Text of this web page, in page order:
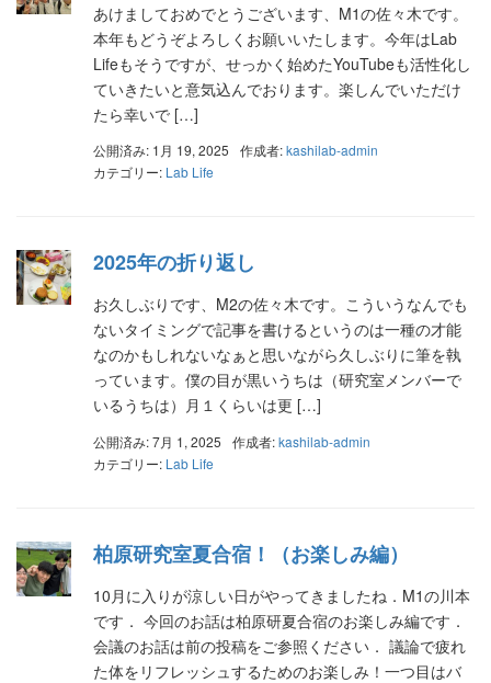
あけましておめでとうございます、M1の佐々木です。
本年もどうぞよろしくお願いいたします。今年はLab
Lifeもそうですが、せっかく始めたYouTubeも活性化し
ていきたいと意気込んでおります。楽しんでいただけ
たら幸いで […]
公開済み: 1月 19, 2025 作成者:kashilab-admin
カテゴリー: Lab Life
2025年の折り返し
お久しぶりです、M2の佐々木です。こういうなんでも
ないタイミングで記事を書けるというのは一種の才能
なのかもしれないなぁと思いながら久しぶりに筆を執
っています。僕の目が黒いうちは（研究室メンバーで
いるうちは）月１くらいは更 […]
公開済み: 7月 1, 2025 作成者:kashilab-admin
カテゴリー: Lab Life
柏原研究室夏合宿！（お楽しみ編）
10月に入りが涼しい日がやってきましたね．M1の川本
です． 今回のお話は柏原研夏合宿のお楽しみ編です．
会議のお話は前の投稿をご参照ください． 議論で疲れ
た体をリフレッシュするためのお楽しみ！一つ目はバ